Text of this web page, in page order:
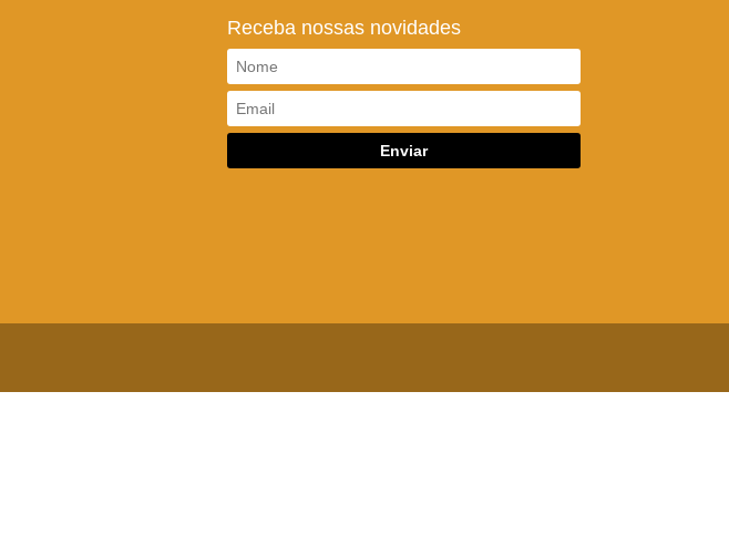
Receba nossas novidades